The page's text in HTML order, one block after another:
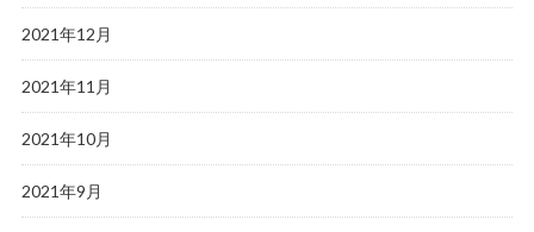
2021年12月
2021年11月
2021年10月
2021年9月